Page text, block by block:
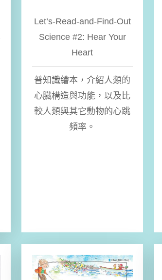
Let’s-Read-and-Find-Out
Science #2: Hear Your
Heart
普知識繪本，介紹人類的
心臟構造與功能，以及比
較人類與其它動物的心跳
頻率。